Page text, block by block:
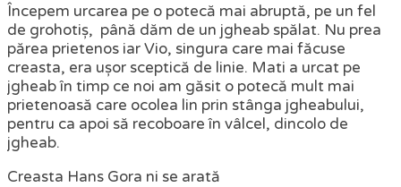
Începem urcarea pe o potecă mai abruptă, pe un fel
de grohotiș, până dăm de un jgheab spălat. Nu prea
părea prietenos iar Vio, singura care mai făcuse
creasta, era ușor sceptică de linie. Mati a urcat pe
jgheab în timp ce noi am găsit o potecă mult mai
prietenoasă care ocolea lin prin stânga jgheabului,
pentru ca apoi să recoboare în vâlcel, dincolo de
jgheab.
Creasta Hans Gora ni se arată